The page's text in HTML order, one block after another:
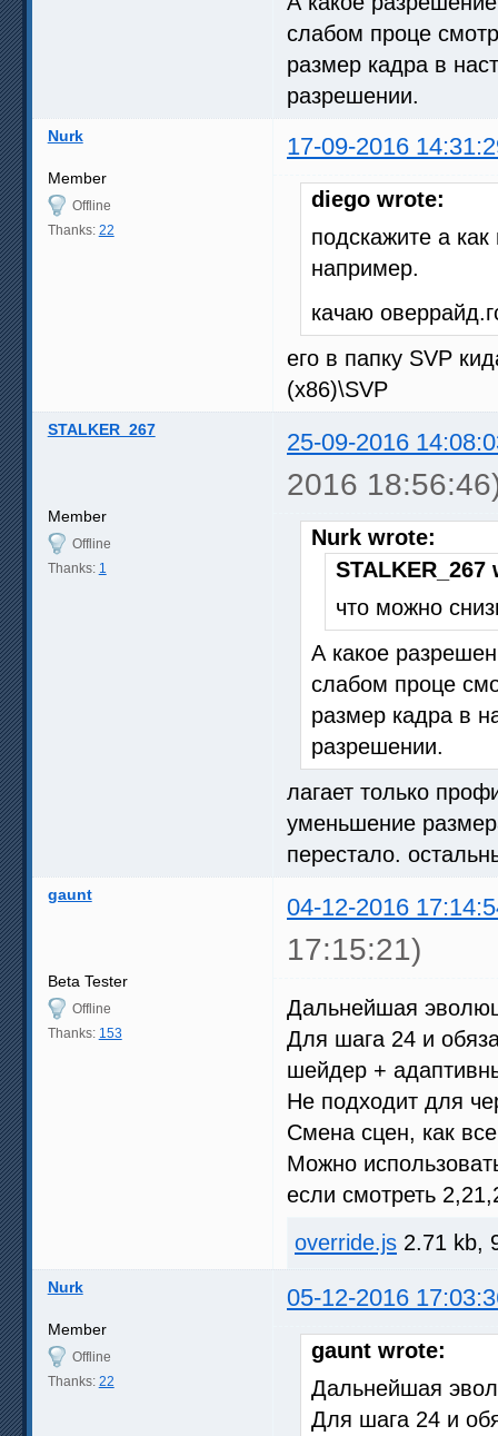
слабом проце
размер кадра в
разрешении.
Nurk 17-09-2016
Member
Offline
Thanks: 22
diego wrote:
подскажите а
например.
качаю
его в папку SVP
(x86)\SVP
STALKER_267 25-09-2016
2016
Member
Offline
Thanks: 1
Nurk wrote:
STALKER_267
что можно
А какое
слабом проце
размер кадра в
разрешении.
лагает только
уменьшение
перестало.
gaunt 04-12-2016
17:15:21)
Beta Tester
Offline
Thanks: 153
Дальнейшая
Для шага 24 и
шейдер +
Не подходит для
Смена сцен, как
Можно
если смотреть
override.js 2.71 kb,
Nurk 05-12-2016
Member
Offline
Thanks: 22
gaunt wrote:
Дальнейшая
Для шага 24 и